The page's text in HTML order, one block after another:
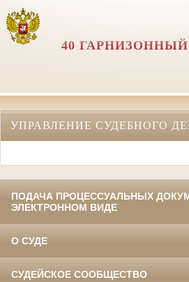
40
УПРАВЛЕНИЕ СУДЕБНОГО
ПОДАЧА ПРОЦЕССУАЛЬНЫХ
ЭЛЕКТРОННОМ ВИДЕ
О СУДЕ
СУДЕЙСКОЕ СООБЩЕСТВО